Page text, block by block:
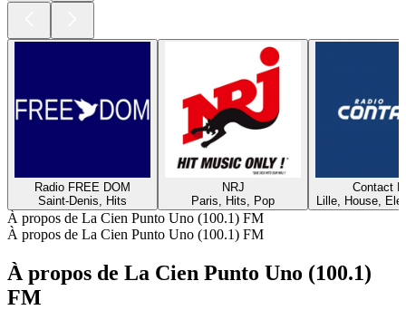
Radio FREE DOM
Saint-Denis, Hits
NRJ
Paris, Hits, Pop
Contact
Lille, House,
À propos de La Cien Punto Uno (100.1) FM
À propos de La Cien Punto Uno (100.1) FM
À propos de La Cien Punto Uno (100.1)
FM